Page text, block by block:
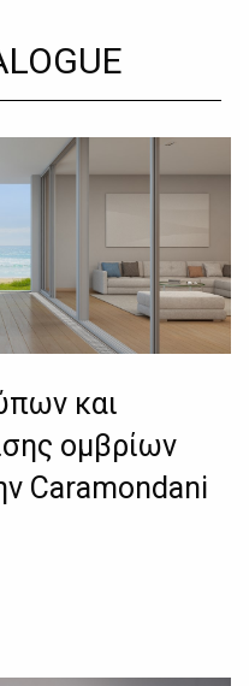
και
ομβρίων
Caramondani